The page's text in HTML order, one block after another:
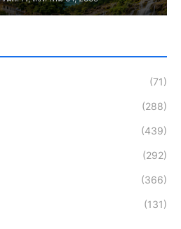
(71)
(288)
(439)
(292)
(366)
(131)